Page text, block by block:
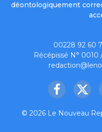
déontologiquement
00228 92 60
Récépissé N° 0010
Facebook
X
© 2026 Le Nouveau